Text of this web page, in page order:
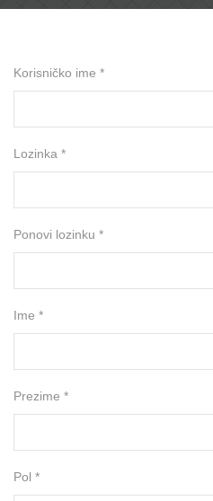
Korisničko ime *
Lozinka *
Ponovi lozinku *
Ime *
Prezime *
Pol *